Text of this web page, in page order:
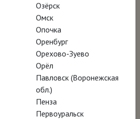
Стилл
Деннис Шолль
на выставке в Сан-
абстрактные
Озёрск
Омск
Опочка
Оренбург
Орехово-Зуево
Орёл
Павловск (Воронежская
обл.)
Пенза
Первоуральск